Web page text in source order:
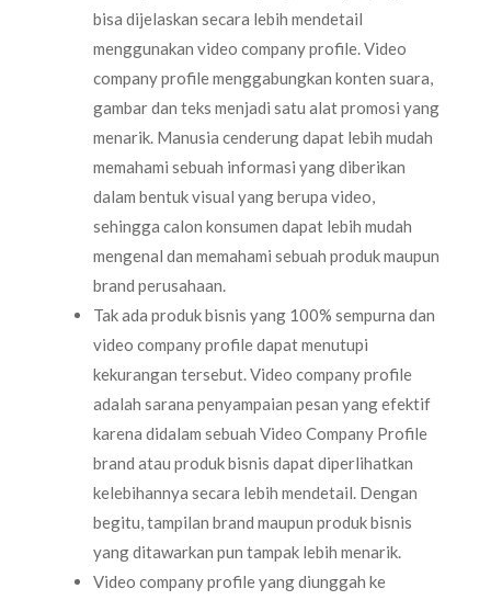
bisa dijelaskan secara lebih mendetail
menggunakan video company profile. Video
company profile menggabungkan konten suara,
gambar dan teks menjadi satu alat promosi yang
menarik. Manusia cenderung dapat lebih mudah
memahami sebuah informasi yang diberikan
dalam bentuk visual yang berupa video,
sehingga calon konsumen dapat lebih mudah
mengenal dan memahami sebuah produk maupun
brand perusahaan.
Tak ada produk bisnis yang 100% sempurna dan
video company profile dapat menutupi
kekurangan tersebut. Video company profile
adalah sarana penyampaian pesan yang efektif
karena didalam sebuah Video Company Profile
brand atau produk bisnis dapat diperlihatkan
kelebihannya secara lebih mendetail. Dengan
begitu, tampilan brand maupun produk bisnis
yang ditawarkan pun tampak lebih menarik.
Video company profile yang diunggah ke